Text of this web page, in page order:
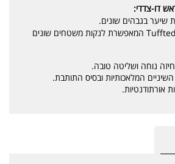
דו-צדדי:
שיער בגבהים שונים.
מברשת מתכנסת מסוגTuffted המאפשרת לנקות משטחים שונים
נוחה ושליטה טובה.
המלאכותיות ובסיס התותבת.
אורתודנטיות.